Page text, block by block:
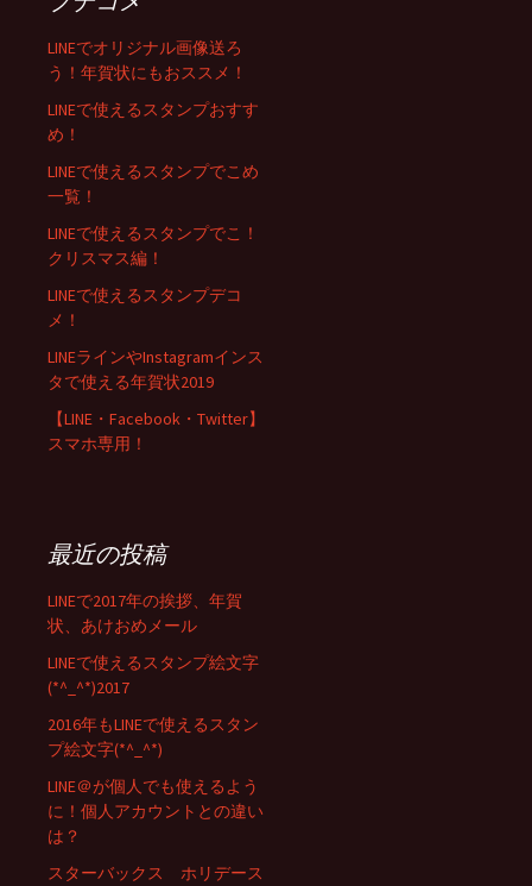
LINEでオリジナル画像送ろ
う！年賀状にもおススメ！
LINEで使えるスタンプおすす
め！
LINEで使えるスタンプでこめ
一覧！
LINEで使えるスタンプでこ！
クリスマス編！
LINEで使えるスタンプデコ
メ！
LINEラインやInstagramインス
タで使える年賀状2019
【LINE・Facebook・Twitter】
スマホ専用！
最近の投稿
LINEで2017年の挨拶、年賀
状、あけおめメール
LINEで使えるスタンプ絵文字
(*^_^*)2017
2016年もLINEで使えるスタン
プ絵文字(*^_^*)
LINE＠が個人でも使えるよう
に！個人アカウントとの違い
は？
スターバックス ホリデース